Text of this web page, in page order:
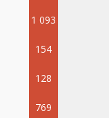
1 093
154
128
769